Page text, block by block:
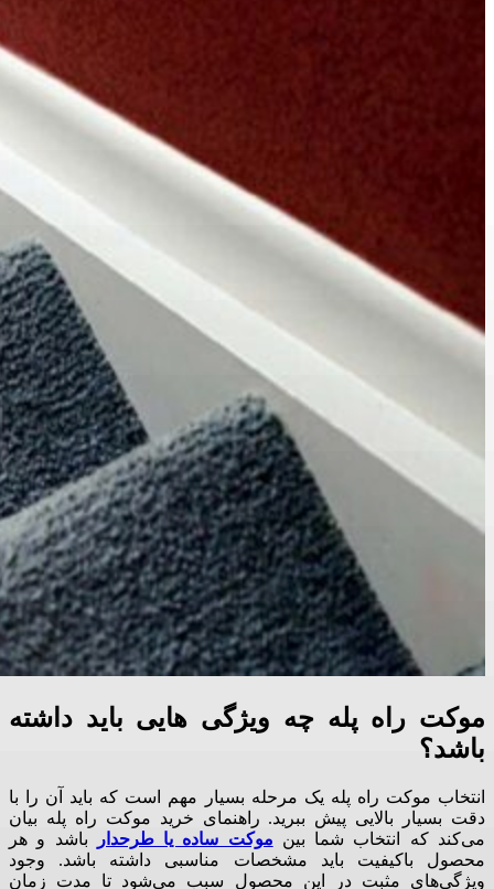
موکت راه پله چه ویژگی هایی باید داشته
باشد؟
انتخاب موکت راه پله یک مرحله بسیار مهم است که باید آن را با
دقت بسیار بالایی پیش ببرید. راهنمای خرید موکت راه پله بیان
می‌کند که انتخاب شما بین موکت ساده یا طرحدار
باشد و هر
محصول باکیفیت باید مشخصات مناسبی داشته باشد. وجود
ویژگی‌های مثبت در این محصول سبب می‌شود تا مدت زمان